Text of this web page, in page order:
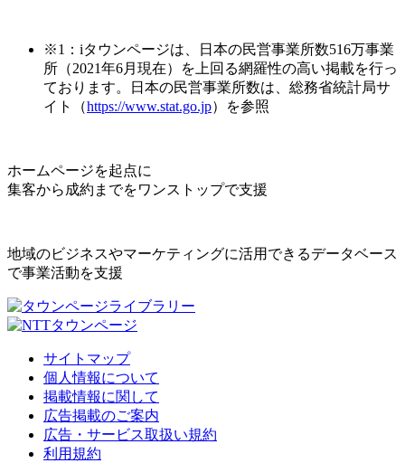
※1：iタウンページは、日本の民営事業所数516万事業
所（2021年6月現在）を上回る網羅性の高い掲載を行っ
ております。日本の民営事業所数は、総務省統計局サ
イト（https://www.stat.go.jp）を参照
ホームページを起点に
集客から成約までをワンストップで支援
地域のビジネスやマーケティングに活用できるデータベース
で事業活動を支援
サイトマップ
個人情報について
掲載情報に関して
広告掲載のご案内
広告・サービス取扱い規約
利用規約